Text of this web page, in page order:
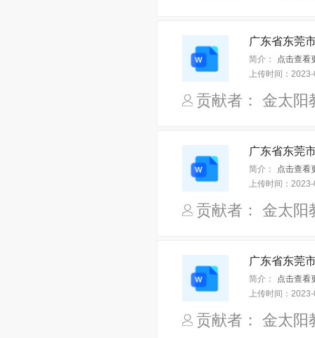
简介：
上传时间：
贡献者： 金太阳
简介：
上传时间：
贡献者： 金太阳
简介：
上传时间：
贡献者： 金太阳